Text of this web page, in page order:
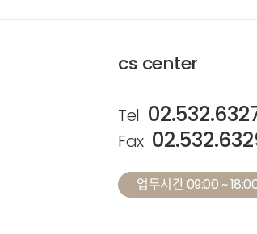
cs center
Tel
Fax
업무시간 09:00 ~